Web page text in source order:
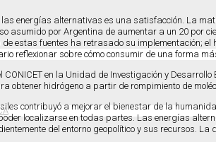
las energías alternativas es una satisfacción. La
asumido por Argentina de aumentar a un 20 por
estas fuentes ha retrasado su implementación;
reflexionar sobre cómo consumir de una forma
en la Unidad de Investigación y
obtener hidrógeno a partir de rompimiento de
contribuyó a mejorar el bienestar de la
localizarse en todas partes. Las energías
del entorno geopolítico y sus recursos.